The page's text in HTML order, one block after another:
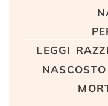
leggi